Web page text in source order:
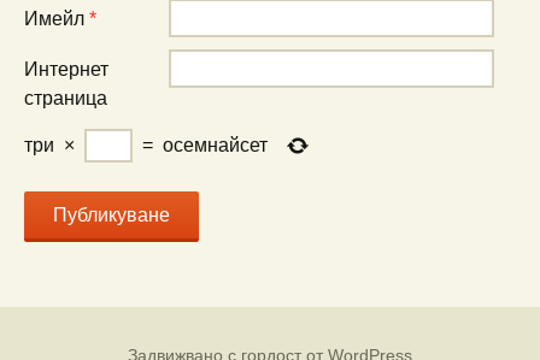
Имейл *
Интернет
страница
три × = осемнайсет
Задвижвано с гордост от WordPress